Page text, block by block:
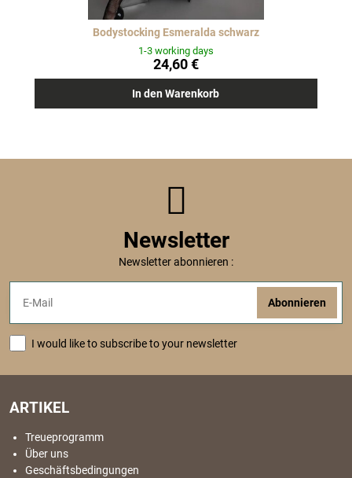
Bodystocking Esmeralda schwarz
1-3 working days
24,60 €
In den Warenkorb
Newsletter
Newsletter abonnieren :
Abonnieren
I would like to subscribe to your newsletter
ARTIKEL
Treueprogramm
Über uns
Geschäftsbedingungen